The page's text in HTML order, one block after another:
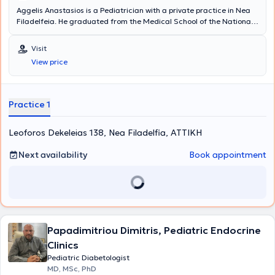
Aggelis Anastasios is a Pediatrician with a private practice in Nea
Filadelfeia. He graduated from the Medical School of the National
in Pediatrics at the 2nd University Pediatric Clinic of the General
Children's Hospital of Athens "P. & A. Kyriakou." He is specialized in
neonatal and pediatric resuscitation (EPLS, NLS) and holds a
competency certificate for the Standard Autism Spectrum
for Children. Additionally, it is noteworthy that he has attended
continuous education and professional development in his field.
Visit
View price
Practice 1
Leoforos Dekeleias 138, Nea Filadelfia, ΑΤΤΙΚΗ
Next availability
Book appointment
Papadimitriou Dimitris, Pediatric Endocrine
Clinics
Pediatric Diabetologist
MD, MSc, PhD